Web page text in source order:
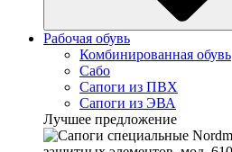
Рабочая обувь
Комбинированная обувь
Сабо
Сапоги из ПВХ
Сапоги из ЭВА
Лучшее предложение